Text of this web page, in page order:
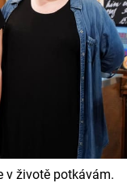
v životě potkávám.